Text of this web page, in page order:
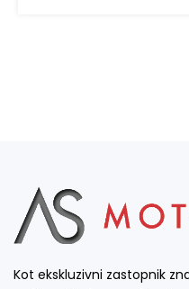
Kot ekskluzivni zastopnik